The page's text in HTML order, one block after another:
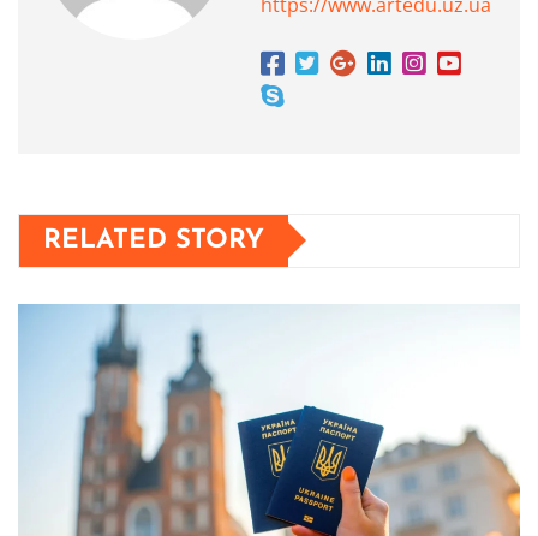
RELATED STORY